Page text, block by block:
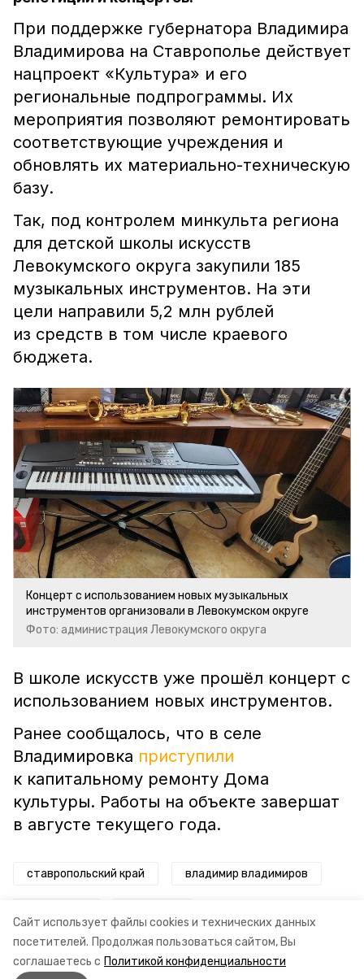
Сайт использует файлы cookies и технических данных
посетителей. Продолжая пользоваться сайтом, Вы
соглашаетесь с Политикой конфиденциальности
При поддержке губернатора Владимира
Владимирова на Ставрополье действует
нацпроект «Культура» и его
региональные подпрограммы. Их
мероприятия позволяют ремонтировать
соответствующие учреждения и
обновлять их материально-техническую
базу.
Так, под контролем минкульта региона
для детской школы искусств
Левокумского округа закупили 185
музыкальных инструментов. На эти
цели направили 5,2 млн рублей
из средств в том числе краевого
бюджета.
Концерт с использованием новых музыкальных
инструментов организовали в Левокумском округе
Фото: администрация Левокумского округа
В школе искусств уже прошёл концерт с
использованием новых инструментов.
Ранее сообщалось, что в селе
Владимировка приступили
к капитальному ремонту Дома
культуры. Работы на объекте завершат
в августе текущего года.
ставропольский край владимир владимиров
музыкальные инструменты